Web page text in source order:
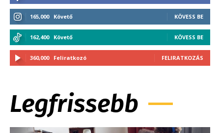
165,000 Követő KÖVESS BE
162,400 Követő KÖVESS BE
360,000 Feliratkozó FELIRATKOZÁS
Legfrissebb